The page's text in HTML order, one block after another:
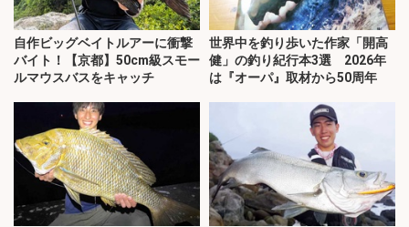
自作ビッグベイトルアーに衝撃
バイト！【京都】50cm級スモー
ルマウスバスをキャッチ
世界中を釣り歩いた作家「開高
健」の釣り紀行本3選 2026年
は『オーパ』取材から50周年